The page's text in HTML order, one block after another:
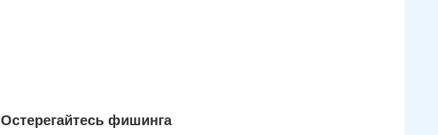
Остерегайтесь фишинга